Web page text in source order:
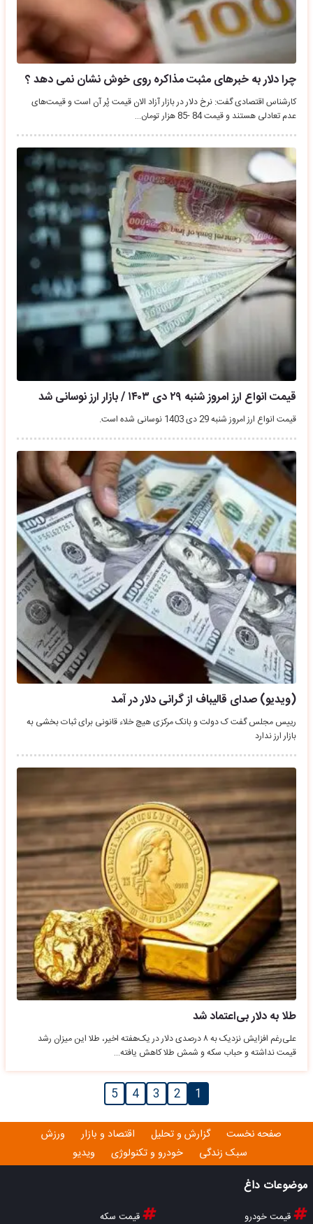
چرا دلار به خبرهای مثبت مذاکره روی خوش نشان نمی دهد ؟
کارشناس اقتصادی گفت: نرخ دلار در بازار آزاد الان قیمت پُر آن است و قیمت‌های
عدم تعادلی هستند و قیمت‌ 84 -85 هزار تومان…
قیمت انواع ارز امروز شنبه ۲۹ دی ۱۴۰۳ / بازار ارز نوسانی شد
قیمت انواع ارز امروز شنبه 29 دی 1403 نوسانی شده است.
(ویدیو) صدای قالیباف از گرانی دلار در آمد
رییس مجلس گفت ک دولت و بانک مرکزی هیچ خلاء قانونی برای ثبات بخشی به
بازار ارز ندارد
طلا به دلار بی‌اعتماد شد
علی‌رغم افزایش نزدیک به ۸ درصدی دلار در یک‌هفته اخیر، طلا این میزان رشد
قیمت نداشته و حباب سکه و شمش طلا کاهش یافته…
1
2
3
4
5
صفحه نخست گزارش و تحلیل اقتصاد و بازار
ورزش
سبک زندگی
خودرو و تکنولوژی ویدیو
موضوعات داغ
قیمت خودرو قیمت سکه